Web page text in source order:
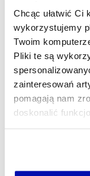
Chcąc ułatwić Ci
wykorzystujemy
Twoim
Pliki te są
zainteresowań
pomagają nam
doskonalić
Jeżeli nie
320 mln
handlowe
W pierwszej
rynku
mln euro –
to o 35 proc.